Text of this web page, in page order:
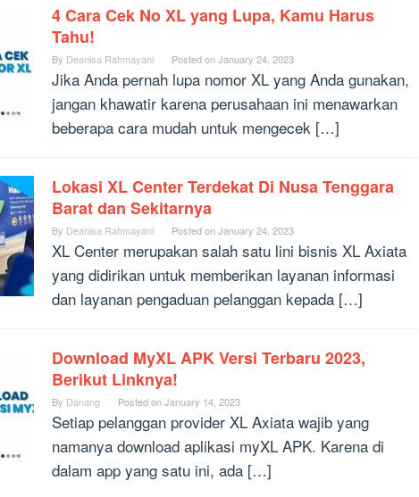
4 Cara Cek No XL yang Lupa, Kamu Harus
Tahu!
By Deanisa Rahmayani Posted onJanuary 24, 2023
Jika Anda pernah lupa nomor XL yang Anda gunakan,
jangan khawatir karena perusahaan ini menawarkan
beberapa cara mudah untuk mengecek […]
Lokasi XL Center Terdekat Di Nusa Tenggara
Barat dan Sekitarnya
By Deanisa Rahmayani Posted onJanuary 24, 2023
XL Center merupakan salah satu lini bisnis XL Axiata
yang didirikan untuk memberikan layanan informasi
dan layanan pengaduan pelanggan kepada […]
Download MyXL APK Versi Terbaru 2023,
Berikut Linknya!
By Danang Posted onJanuary 14, 2023
Setiap pelanggan provider XL Axiata wajib yang
namanya download aplikasi myXL APK. Karena di
dalam app yang satu ini, ada […]